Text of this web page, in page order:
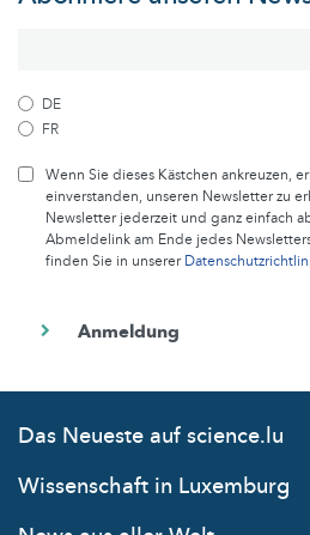
DE
FR
Wenn Sie dieses Kästchen ankreuzen,
einverstanden, unseren Newsletter zu
Newsletter jederzeit und ganz einfach
Abmeldelink am Ende jedes
finden Sie in unserer
Das Neueste auf science.lu
Wissenschaft in Luxemburg